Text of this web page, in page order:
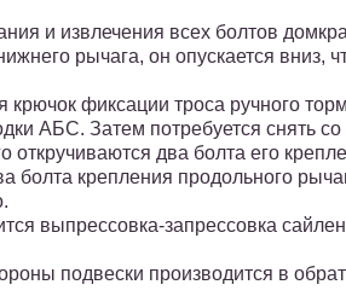
и извлечения всех болтов
рычага, он опускается вниз,
крючок фиксации троса ручного
АБС. Затем потребуется снять
откручиваются два болта его
болта крепления продольного
выпрессовка-запрессовка
подвески производится в